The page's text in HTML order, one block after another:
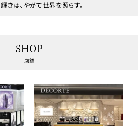
きは、やがて世界を照らす。
SHOP
店舗